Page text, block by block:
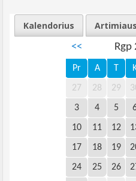
Kalendorius
<<
Rgp
Pr A T
27 28 29
3 4 5
10 11 12
17 18 19
24 25 26